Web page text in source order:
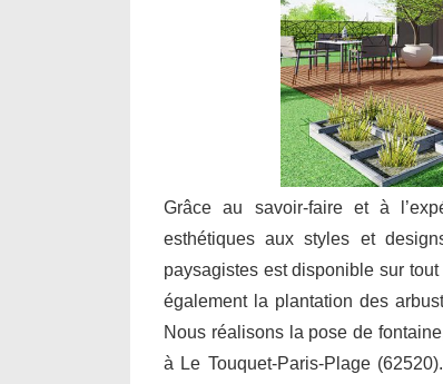
Grâce au savoir-faire et à
esthétiques aux styles et
paysagistes est disponible sur
également la plantation des
Nous réalisons la pose de
à Le Touquet-Paris-Plage